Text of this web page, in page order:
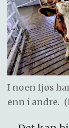
I noen fjøs
enn i andre.